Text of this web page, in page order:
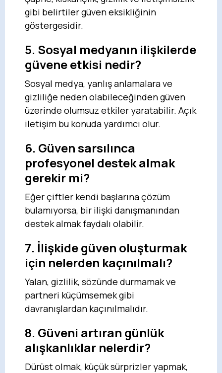
gibi belirtiler güven eksikliğinin
göstergesidir.
5. Sosyal medyanın ilişkilerde
güvene etkisi nedir?
Sosyal medya, yanlış anlamalara ve
gizliliğe neden olabileceğinden güven
üzerinde olumsuz etkiler yaratabilir. Açık
iletişim bu konuda yardımcı olur.
6. Güven sarsılınca
profesyonel destek almak
gerekir mi?
Eğer çiftler kendi başlarına çözüm
bulamıyorsa, bir ilişki danışmanından
destek almak faydalı olabilir.
7. İlişkide güven oluşturmak
için nelerden kaçınılmalı?
Yalan, gizlilik, sözünde durmamak ve
partneri küçümsemek gibi
davranışlardan kaçınılmalıdır.
8. Güveni artıran günlük
alışkanlıklar nelerdir?
Dürüst olmak, küçük sürprizler yapmak,